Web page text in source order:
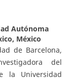
Autónoma
México
de Barcelona,
del
la Universidad